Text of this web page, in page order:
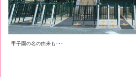
甲子園の名の由来も･･･